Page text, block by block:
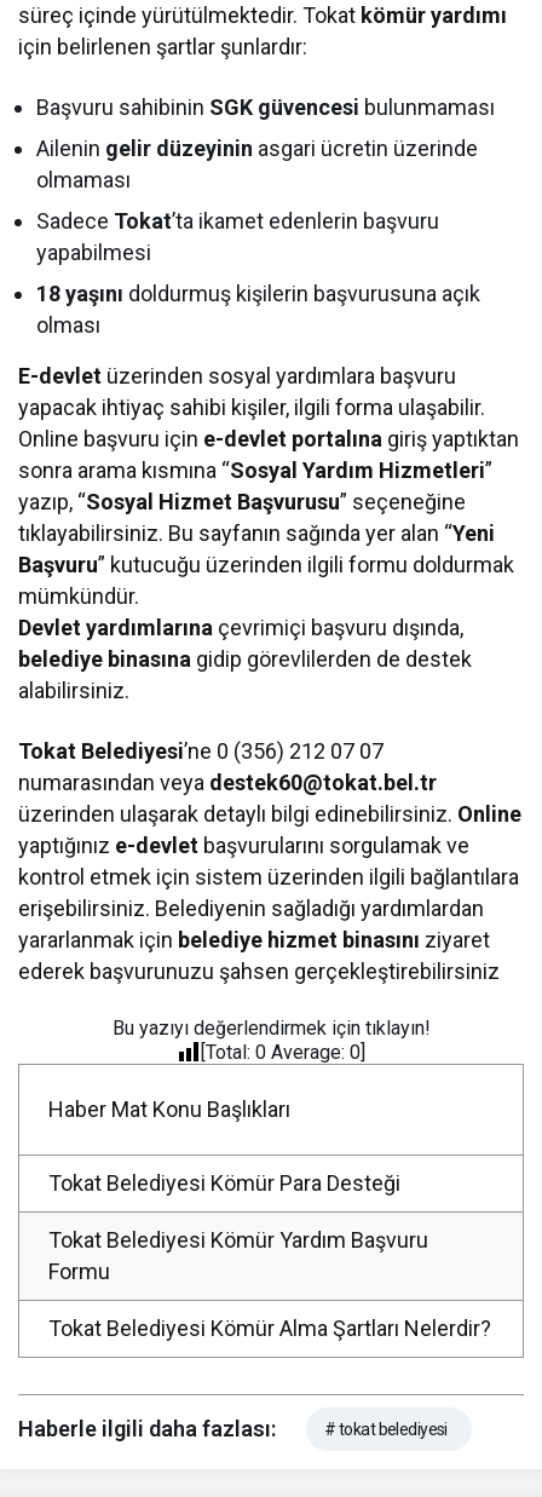
süreç içinde yürütülmektedir. Tokat kömür yardımı
için belirlenen şartlar şunlardır:
Başvuru sahibinin SGK güvencesi bulunmaması
Ailenin gelir düzeyinin asgari ücretin üzerinde
olmaması
Sadece Tokat’ta ikamet edenlerin başvuru
yapabilmesi
18 yaşını doldurmuş kişilerin başvurusuna açık
olması
E-devlet üzerinden sosyal yardımlara başvuru
yapacak ihtiyaç sahibi kişiler, ilgili forma ulaşabilir.
Online başvuru için e-devlet portalına giriş yaptıktan
sonra arama kısmına “Sosyal Yardım Hizmetleri”
yazıp, “Sosyal Hizmet Başvurusu” seçeneğine
tıklayabilirsiniz. Bu sayfanın sağında yer alan “Yeni
Başvuru” kutucuğu üzerinden ilgili formu doldurmak
mümkündür.
Devlet yardımlarına çevrimiçi başvuru dışında,
belediye binasına gidip görevlilerden de destek
alabilirsiniz.
Tokat Belediyesi’ne 0 (356) 212 07 07
numarasından veya destek60@tokat.bel.tr
üzerinden ulaşarak detaylı bilgi edinebilirsiniz. Online
yaptığınız e-devlet başvurularını sorgulamak ve
kontrol etmek için sistem üzerinden ilgili bağlantılara
erişebilirsiniz. Belediyenin sağladığı yardımlardan
yararlanmak için belediye hizmet binasını ziyaret
ederek başvurunuzu şahsen gerçekleştirebilirsiniz
Bu yazıyı değerlendirmek için tıklayın!
[Total: 0 Average: 0]
Haber Mat Konu Başlıkları
Tokat Belediyesi Kömür Para Desteği
Tokat Belediyesi Kömür Yardım Başvuru
Formu
Tokat Belediyesi Kömür Alma Şartları Nelerdir?
Haberle ilgili daha fazlası: # tokat belediyesi